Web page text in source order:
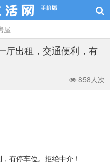
屋
厅出租，交通便利，有
858人次
有停车位。拒绝中介！